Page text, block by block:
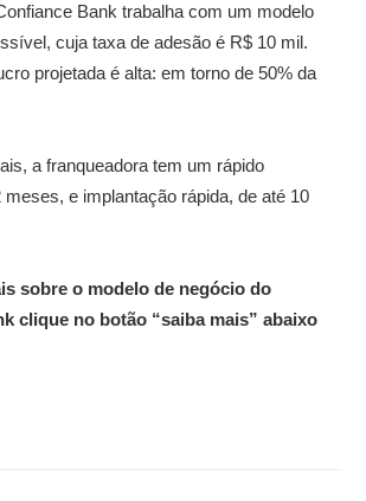
Bank trabalha com um modelo
cuja taxa de adesão é R$ 10 mil.
projetada é alta: em torno de 50% da
a franqueadora tem um rápido
meses, e implantação rápida, de até 10
sobre o modelo de negócio do
clique no botão “saiba mais” abaixo